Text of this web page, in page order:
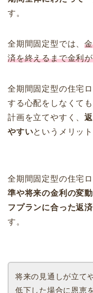
す。
全期間固定型では、
済を終えるまで金利
全期間固定型の住宅
する心配をしなくて
計画を立てやすく、
やすいというメリッ
全期間固定型の住宅
準や将来の金利の変
フプランに合った返
す。
将来の見通しが立て
低下した場合に恩恵